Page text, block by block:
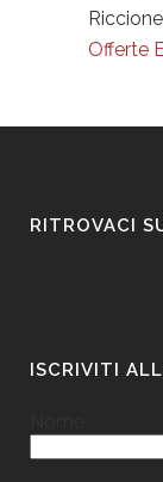
Offerte
RITROVACI
ISCRIVITI